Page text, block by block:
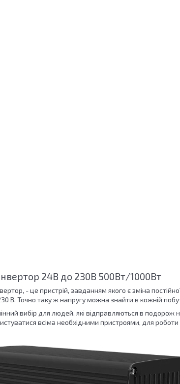
24В до 230В 500Вт/1000Вт
- це пристрій, завданням якого є зміна
В. Точно таку ж напругу можна знайти в кожній
вибір для людей, які відправляються в подорож
всіма необхідними пристроями, для роботи